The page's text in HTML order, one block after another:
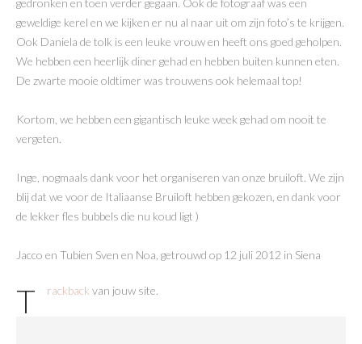
geweldige kerel en we kijken er nu al naar uit om zijn foto’s te krijgen.
Ook Daniela de tolk is een leuke vrouw en heeft ons goed geholpen.
We hebben een heerlijk diner gehad en hebben buiten kunnen eten.
De zwarte mooie oldtimer was trouwens ook helemaal top!
Kortom, we hebben een gigantisch leuke week gehad om nooit te
vergeten.
Inge, nogmaals dank voor het organiseren van onze bruiloft. We zijn
blij dat we voor de Italiaanse Bruiloft hebben gekozen, en dank voor
de lekker fles bubbels die nu koud ligt )
Jacco en Tubien Sven en Noa, getrouwd op 12 juli 2012 in Siena
Trackback van jouw site.